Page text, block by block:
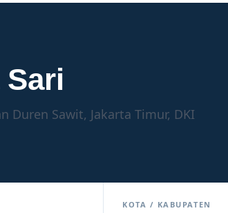
Duren Sawit, Jakarta Timur, DKI
KOTA / KABUPATEN